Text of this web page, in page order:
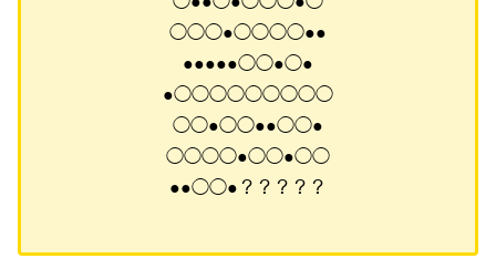
◯◯◯●◯◯◯◯●●
●●●●●◯◯●◯●
●◯◯◯◯◯◯◯◯◯
◯◯●◯◯●●◯◯●
◯◯◯◯●◯◯●◯◯
●●◯◯●？？？？？